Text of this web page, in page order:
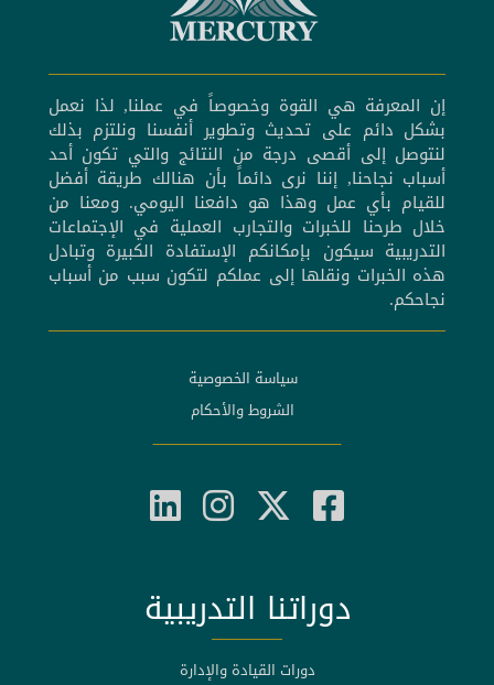
إن المعرفة هي القوة وخصوصاً في عملنا, لذا نعمل
بشكل دائم على تحديث وتطوير أنفسنا ونلتزم بذلك
لنتوصل إلى أقصى درجة من النتائج والتي تكون أحد
أسباب نجاحنا, إننا نرى دائماً بأن هنالك طريقة أفضل
للقيام بأي عمل وهذا هو دافعنا اليومي. ومعنا من
خلال طرحنا للخبرات والتجارب العملية في الإجتماعات
التدريبية سيكون بإمكانكم الإستفادة الكبيرة وتبادل
هذه الخبرات ونقلها إلى عملكم لتكون سبب من أسباب
نجاحكم.
سياسة الخصوصية
الشروط والأحكام
دوراتنا التدريبية
دورات القيادة والإدارة